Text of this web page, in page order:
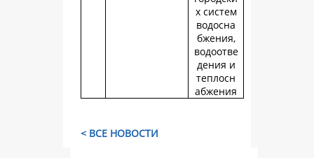
х систем
водосна
бжения,
водоотве
дения и
теплосн
абжения
< ВСЕ НОВОСТИ